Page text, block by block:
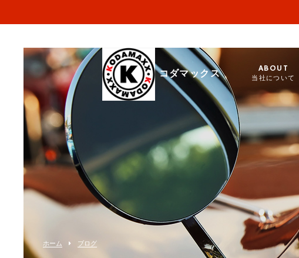
コダマックス
ABOUT
当社について
ホーム ブログ